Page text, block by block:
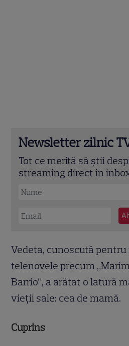
Newsletter zilnic
Tot ce merită să știi
streaming direct în
Vedeta, cunoscută
telenovele precum
Barrio”, a arătat o latură
vieții sale: cea de mamă.
Cuprins